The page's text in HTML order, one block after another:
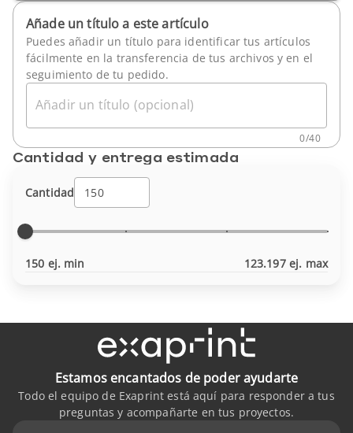
Añade un título a este artículo
Puedes añadir un título para identificar tus artículos
fácilmente en la transferencia de tus archivos y en el
seguimiento de tu pedido.
Añadir un título (opcional)
0/40
Cantidad y entrega estimada
Cantidad
150 ej. min 123.197 ej. max
Estamos encantados de poder ayudarte
Todo el equipo de Exaprint está aquí para responder a tus
preguntas y acompañarte en tus proyectos.